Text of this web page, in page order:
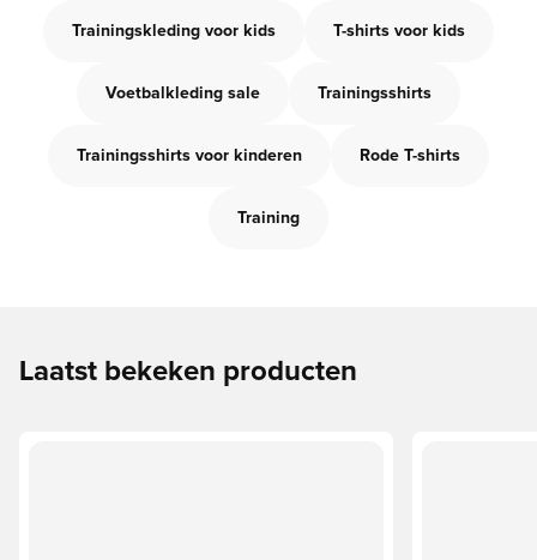
Trainingskleding voor kids T-shirts voor kids
Voetbalkleding sale Trainingsshirts
Trainingsshirts voor kinderen Rode T-shirts
Training
Laatst bekeken producten